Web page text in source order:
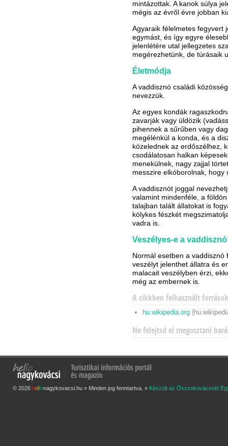
mintázottak. A kanok súlya
mégis az évről évre jobban
Agyaraik félelmetes fegyvert
egymást, és így egyre
jelenlétére utal jellegzetes
megérezhetünk, de túrásaik
Életmódja
A vaddisznó családi
nevezzük.
Az egyes kondák
zavarják vagy üldözik
pihennek a sűrűben vagy
megélénkül a konda, és a
közelednek az erdőszélhez,
csodálatosan halkan
menekülnek, nagy zajjal
messzire elkóborolnak,
A vaddisznót joggal
valamint mindenféle, a
talajban talált állatokat is
kölykes fészkét
vadra is.
Veszélyes-e a
Normál esetben a vaddisznó
veszélyt jelenthet állatra és
malacait veszélyben érzi,
még az embernek is.
A cikkben felhasznált források
hu.wikipedia.org
Ne felejtsd el megosztani
© 2026 hellonagykovacsi.hu » Minden jog fenntartva. » Készült az Összekovácsoló